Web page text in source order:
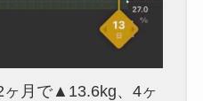
月で▲13.6kg、4ヶ